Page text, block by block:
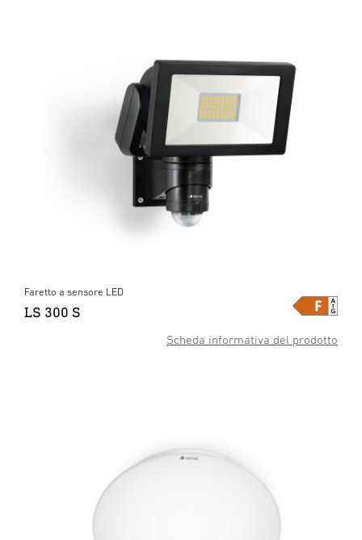
Scheda informativa del prodotto
Faretto a sensore LED
LS 300 S